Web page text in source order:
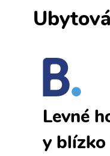
Levné
y